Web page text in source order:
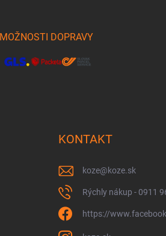
MOŽNOSTI DOPRAVY
KONTAKT
koze@koze.sk
Rýchly nákup - 0911
https://